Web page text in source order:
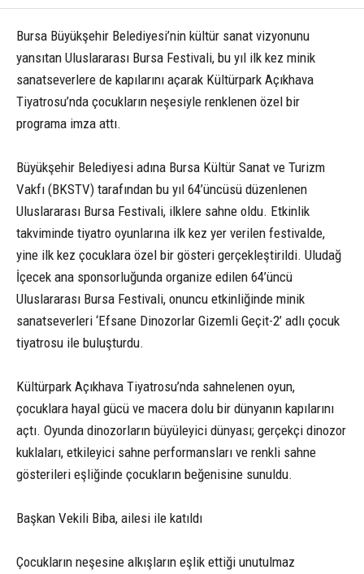
Bursa Büyükşehir Belediyesi’nin kültür sanat vizyonunu
yansıtan Uluslararası Bursa Festivali, bu yıl ilk kez minik
sanatseverlere de kapılarını açarak Kültürpark Açıkhava
Tiyatrosu’nda çocukların neşesiyle renklenen özel bir
programa imza attı.
Büyükşehir Belediyesi adına Bursa Kültür Sanat ve Turizm
Vakfı (BKSTV) tarafından bu yıl 64’üncüsü düzenlenen
Uluslararası Bursa Festivali, ilklere sahne oldu. Etkinlik
takviminde tiyatro oyunlarına ilk kez yer verilen festivalde,
yine ilk kez çocuklara özel bir gösteri gerçekleştirildi. Uludağ
İçecek ana sponsorluğunda organize edilen 64’üncü
Uluslararası Bursa Festivali, onuncu etkinliğinde minik
sanatseverleri ‘Efsane Dinozorlar Gizemli Geçit-2’ adlı çocuk
tiyatrosu ile buluşturdu.
Kültürpark Açıkhava Tiyatrosu’nda sahnelenen oyun,
çocuklara hayal gücü ve macera dolu bir dünyanın kapılarını
açtı. Oyunda dinozorların büyüleyici dünyası; gerçekçi dinozor
kuklaları, etkileyici sahne performansları ve renkli sahne
gösterileri eşliğinde çocukların beğenisine sunuldu.
Başkan Vekili Biba, ailesi ile katıldı
Çocukların neşesine alkışların eşlik ettiği unutulmaz